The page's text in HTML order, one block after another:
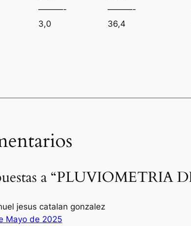
———- ———-
3,0 36,4
a “PLUVIOMETRIA
jesus catalan gonzalez
Mayo de 2025